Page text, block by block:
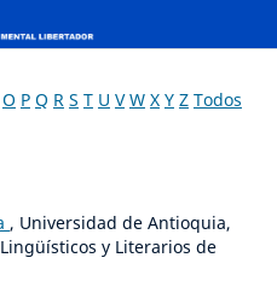
O P Q R S T U V W X Y Z Todos
, Universidad de Antioquia,
y Literarios de